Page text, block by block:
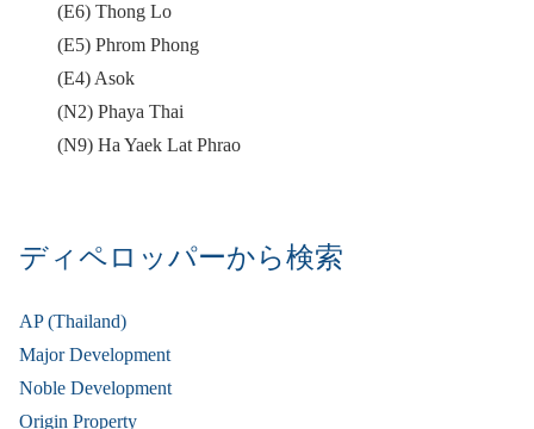
(E6) Thong Lo
(E5) Phrom Phong
(E4) Asok
(N2) Phaya Thai
(N9) Ha Yaek Lat Phrao
ディペロッパーから検索
AP (Thailand)
Major Development
Noble Development
Origin Property